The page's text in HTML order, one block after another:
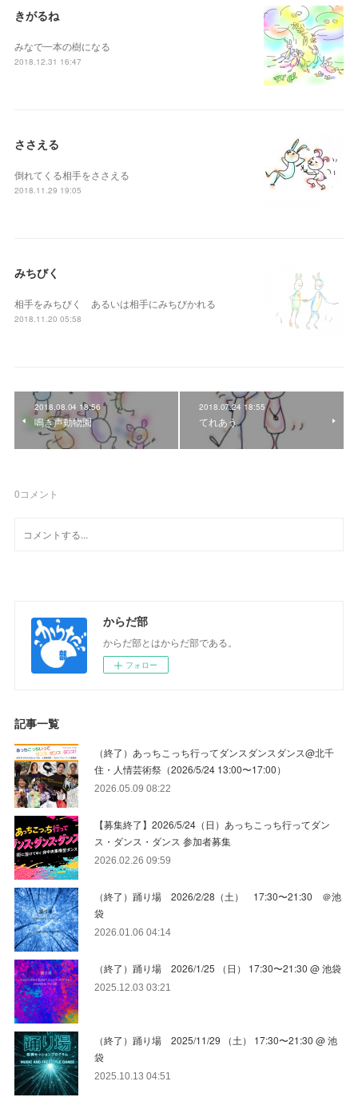
きがるね
みなで一本の樹になる
2018.12.31 16:47
ささえる
倒れてくる相手をささえる
2018.11.29 19:05
みちびく
相手をみちびく あるいは相手にみちびかれる
2018.11.20 05:58
2018.08.04 18:56
鳴き声動物園
2018.07.24 18:55
てれあう
0コメント
からだ部
からだ部とはからだ部である。
フォロー
記事一覧
（終了）あっちこっち行ってダンスダンスダンス@北千
住・人情芸術祭（2026/5/24 13:00〜17:00）
2026.05.09 08:22
【募集終了】2026/5/24（日）あっちこっち行ってダン
ス・ダンス・ダンス 参加者募集
2026.02.26 09:59
（終了）踊り場 2026/2/28（土） 17:30〜21:30 ＠池
袋
2026.01.06 04:14
（終了）踊り場 2026/1/25 （日） 17:30〜21:30 @ 池袋
2025.12.03 03:21
（終了）踊り場 2025/11/29 （土） 17:30〜21:30 @ 池
袋
2025.10.13 04:51